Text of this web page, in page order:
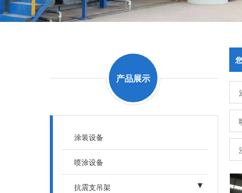
产品展示
涂装设备
喷涂设备
抗震支吊架